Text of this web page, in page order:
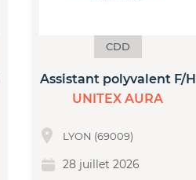
CDD
Assistant polyvalent F/H
UNITEX AURA
LYON (69009)
28 juillet 2026